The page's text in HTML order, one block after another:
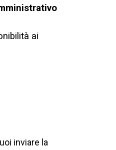
ai
inviare la